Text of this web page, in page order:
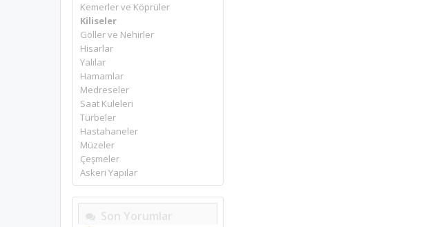
Kemerler ve Köprüler
Kiliseler
Göller ve Nehirler
Hisarlar
Yalılar
Hamamlar
Medreseler
Saat Kuleleri
Türbeler
Hastahaneler
Müzeler
Çeşmeler
Askeri Yapılar
Son Yorumlar